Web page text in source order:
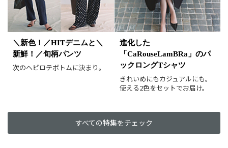
ゴールド
シルバー マルチ
＼新色！／HITデニムと＼
新鮮！／旬柄パンツ
次のヘビロテボトムに決まり。
進化した
「CaRouseLamBRa」のパ
ックロングTシャツ
きれいめにもカジュアルにも。
使える2色をセットでお届け。
すべての特集をチェック